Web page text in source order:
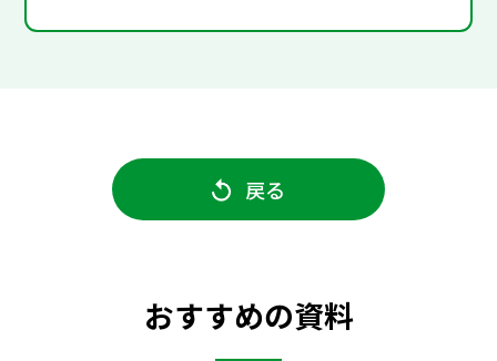
戻る
おすすめの資料